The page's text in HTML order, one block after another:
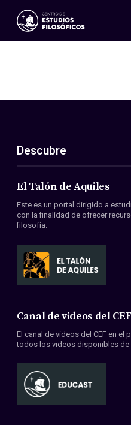
Eventos
ES
EN
Acerca de nosotros
Miembros
Convenios
Descubre
El Talón de Aquiles
Este es un portal dirigido a
con la finalidad de ofrecer
filosofía.
Canal de videos del CEF
El canal de videos del CEF en el
todos los videos disponibles de